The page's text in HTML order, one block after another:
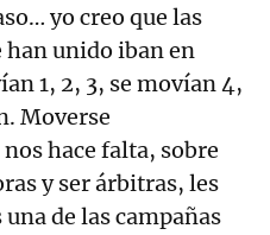
yo creo que las
han unido iban en
1, 2, 3, se movían 4,
Moverse
hace falta, sobre
y ser árbitras, les
de las campañas